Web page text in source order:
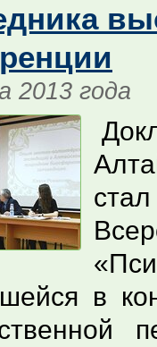
2013 года
в